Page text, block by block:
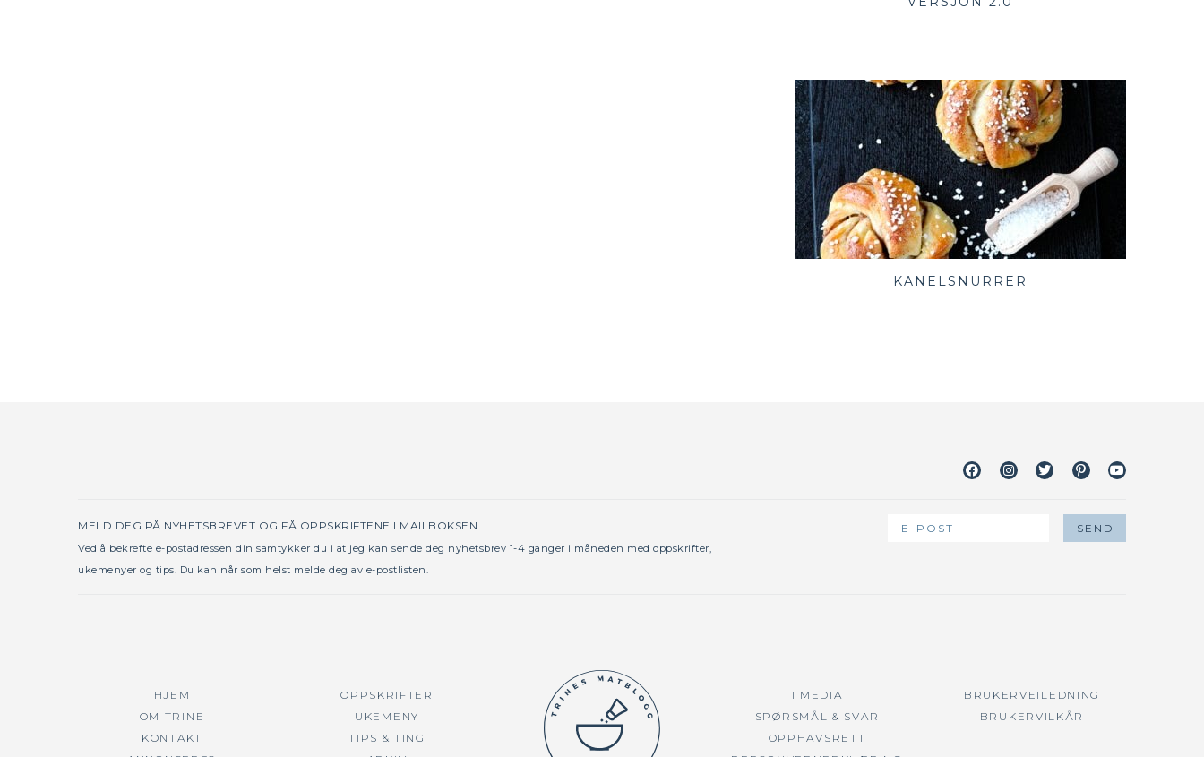
KANELSNURRER
FacebookInstagramTwitterPinterestYoutube
MELD DEG PÅ NYHETSBREVET OG FÅ OPPSKRIFTENE I MAILBOKSEN
Ved å bekrefte e-postadressen din samtykker du i at jeg kan sende deg nyhetsbrev 1-4 ganger i måneden med oppskrifter,
ukemenyer og tips. Du kan når som helst melde deg av e-postlisten.
HJEM
OM TRINE
KONTAKT
OPPSKRIFTER
UKEMENY
TIPS & TING
I MEDIA
SPØRSMÅL & SVAR
OPPHAVSRETT
BRUKERVEILEDNING
BRUKERVILKÅR